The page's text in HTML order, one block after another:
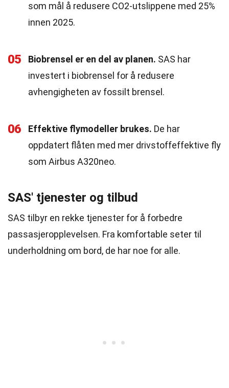
som mål å redusere CO2-utslippene med 25%
innen 2025.
05 Biobrensel er en del av planen. SAS har
investert i biobrensel for å redusere
avhengigheten av fossilt brensel.
06 Effektive flymodeller brukes. De har
oppdatert flåten med mer drivstoffeffektive fly
som Airbus A320neo.
SAS' tjenester og tilbud
SAS tilbyr en rekke tjenester for å forbedre
passasjeropplevelsen. Fra komfortable seter til
underholdning om bord, de har noe for alle.